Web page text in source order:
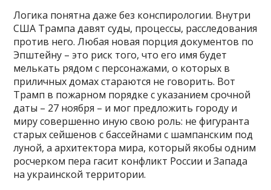
Логика понятна даже без конспирологии. Внутри
США Трампа давят суды, процессы, расследования
против него. Любая новая порция документов по
Эпштейну – это риск того, что его имя будет
мелькать рядом с персонажами, о которых в
приличных домах стараются не говорить. Вот
Трамп в пожарном порядке с указанием срочной
даты – 27 ноября – и мог предложить городу и
миру совершенно иную свою роль: не фигуранта
старых сейшенов с бассейнами с шампанским под
луной, а архитектора мира, который якобы одним
росчерком пера гасит конфликт России и Запада
на украинской территории.